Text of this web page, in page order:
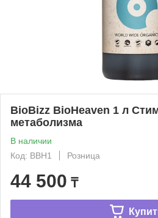
BioBizz BioHeaven 1 л
метаболизма
В наличии
Код: BBH1
Розница
44 500 ₸